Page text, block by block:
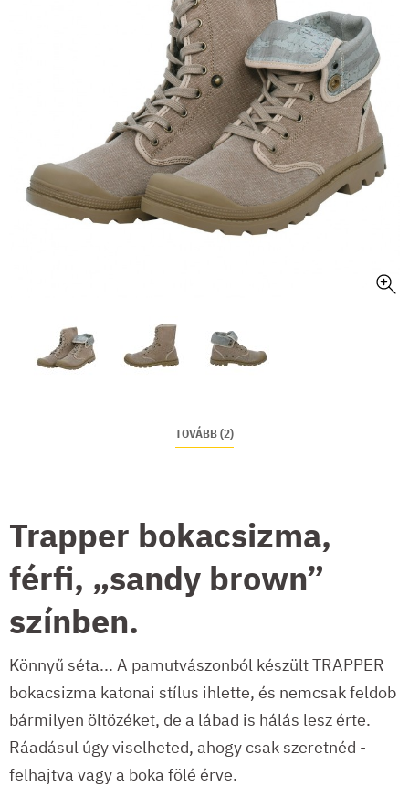
TOVÁBB (2)
Trapper bokacsizma,
férfi, „sandy brown”
színben.
Könnyű séta... A pamutvászonból készült TRAPPER
bokacsizma katonai stílus ihlette, és nemcsak feldob
bármilyen öltözéket, de a lábad is hálás lesz érte.
Ráadásul úgy viselheted, ahogy csak szeretnéd -
felhajtva vagy a boka fölé érve.